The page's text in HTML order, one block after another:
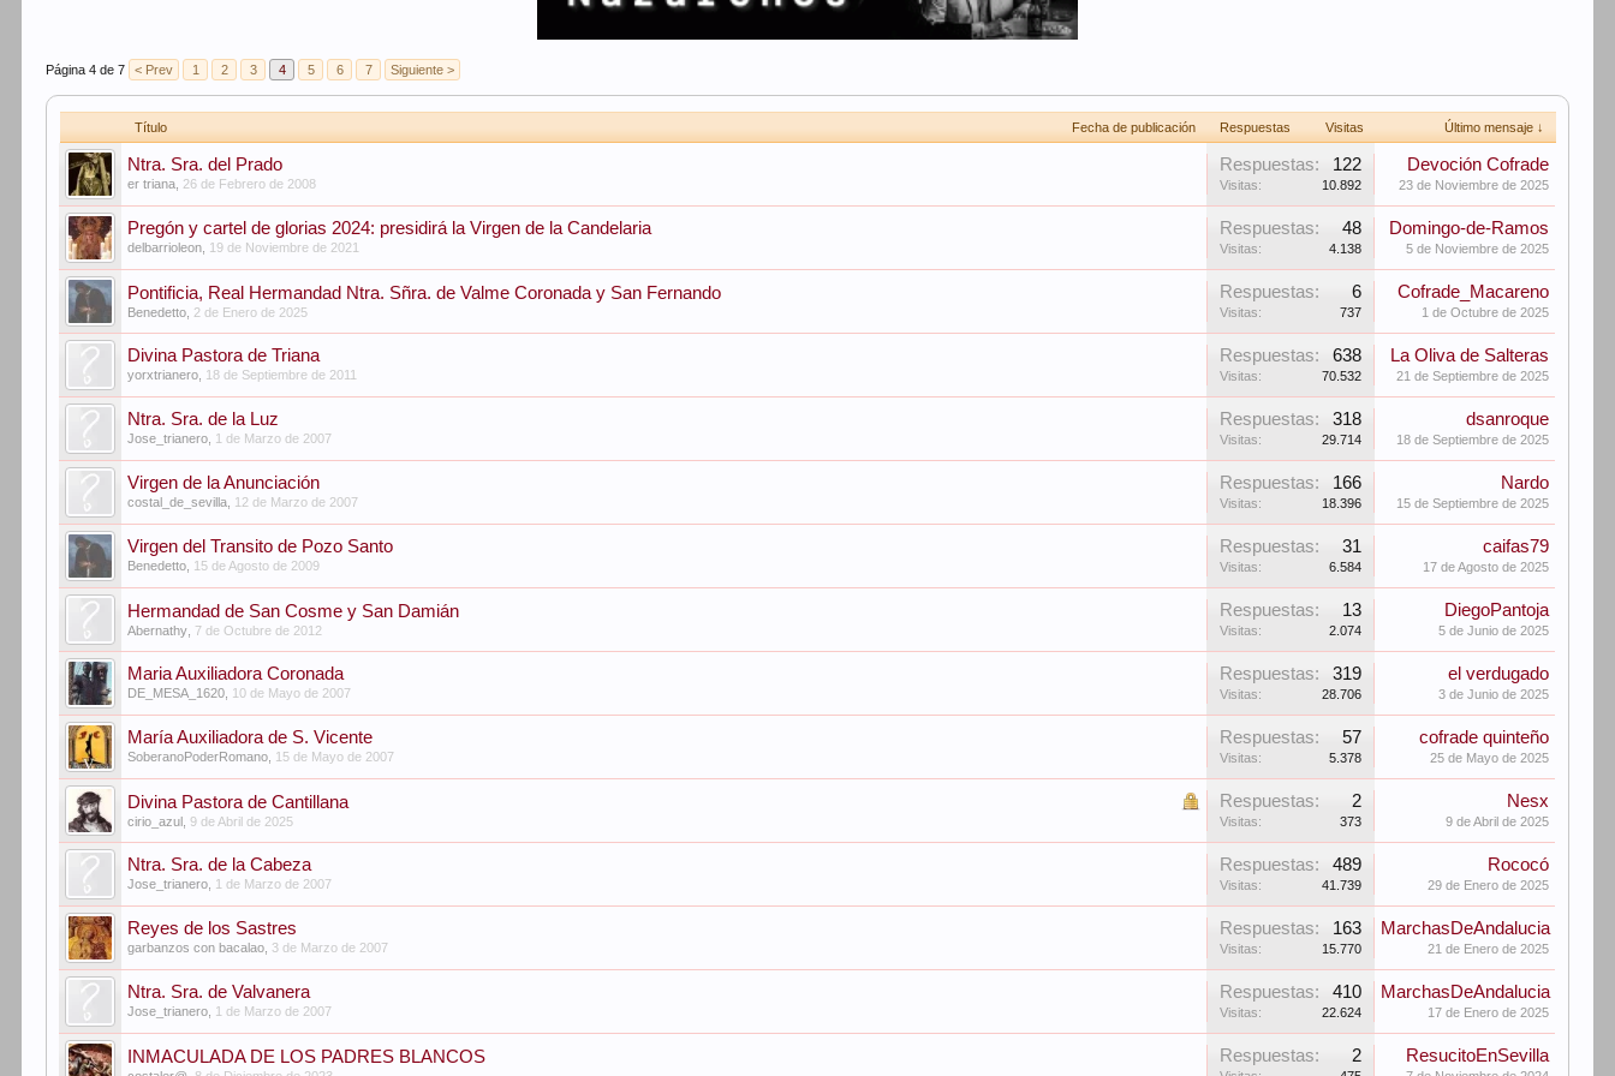
Página 4 de 7 < Prev 1 2 3 4 5 6 7 Siguiente >
Título Fecha de publicación Respuestas Visitas Último mensaje ↓
Ntra. Sra. del Prado
er triana 26 de Febrero de 2008
Respuestas: 122
Visitas: 10.892
Devoción Cofrade
23 de Noviembre de 2025
Pregón y cartel de glorias 2024: presidirá la Virgen de la Candelaria
delbarrioleon 19 de Noviembre de 2021
Respuestas: 48
Visitas: 4.138
Domingo-de-Ramos
5 de Noviembre de 2025
Pontificia, Real Hermandad Ntra. Sñra. de Valme Coronada y San Fernando
Benedetto 2 de Enero de 2025
Respuestas: 6
Visitas: 737
Cofrade_Macareno
1 de Octubre de 2025
Divina Pastora de Triana
yorxtrianero 18 de Septiembre de 2011
Respuestas: 638
Visitas: 70.532
La Oliva de Salteras
21 de Septiembre de 2025
Ntra. Sra. de la Luz
Jose_trianero 1 de Marzo de 2007
Respuestas: 318
Visitas: 29.714
dsanroque
18 de Septiembre de 2025
Virgen de la Anunciación
costal_de_sevilla 12 de Marzo de 2007
Respuestas: 166
Visitas: 18.396
Nardo
15 de Septiembre de 2025
Virgen del Transito de Pozo Santo
Benedetto 15 de Agosto de 2009
Respuestas: 31
Visitas: 6.584
caifas79
17 de Agosto de 2025
Hermandad de San Cosme y San Damián
Abernathy 7 de Octubre de 2012
Respuestas: 13
Visitas: 2.074
DiegoPantoja
5 de Junio de 2025
Maria Auxiliadora Coronada
DE_MESA_1620 10 de Mayo de 2007
Respuestas: 319
Visitas: 28.706
el verdugado
3 de Junio de 2025
María Auxiliadora de S. Vicente
SoberanoPoderRomano 15 de Mayo de 2007
Respuestas: 57
Visitas: 5.378
cofrade quinteño
25 de Mayo de 2025
Divina Pastora de Cantillana
cirio_azul ,9 de Abril de 2025
Respuestas: 2
Visitas: 373
Nesx
9 de Abril de 2025
Ntra. Sra. de la Cabeza
Jose_trianero 1 de Marzo de 2007
Respuestas: 489
Visitas: 41.739
Rococó
29 de Enero de 2025
Reyes de los Sastres
garbanzos con bacalao 3 de Marzo de 2007
Respuestas: 163
Visitas: 15.770
MarchasDeAndalucia
21 de Enero de 2025
Ntra. Sra. de Valvanera
Jose_trianero 1 de Marzo de 2007
Respuestas: 410
Visitas: 22.624
MarchasDeAndalucia
17 de Enero de 2025
INMACULADA DE LOS PADRES BLANCOS Respuestas: 2 ResucitoEnSevilla